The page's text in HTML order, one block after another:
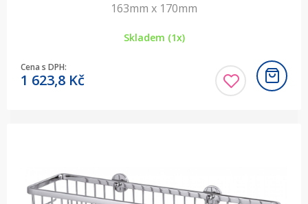
163mm x 170mm
Skladem (1x)
Cena s DPH:
1 623,8 Kč